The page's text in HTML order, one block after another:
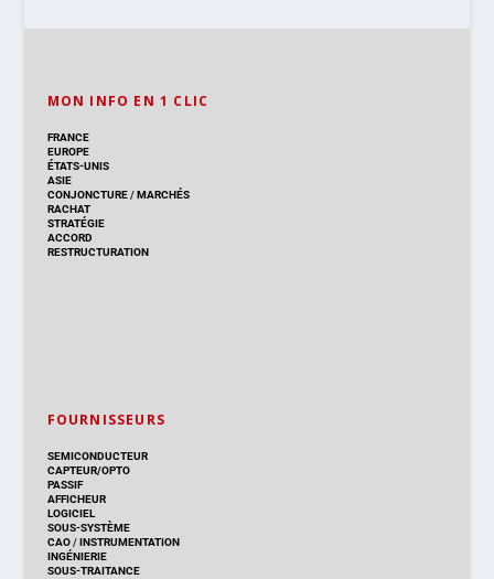
MON INFO EN 1 CLIC
FRANCE
EUROPE
ÉTATS-UNIS
ASIE
CONJONCTURE/MARCHÉS
RACHAT
STRATÉGIE
ACCORD
RESTRUCTURATION
FOURNISSEURS
SEMICONDUCTEUR
CAPTEUR/OPTO
PASSIF
AFFICHEUR
LOGICIEL
SOUS-SYSTÈME
CAO/INSTRUMENTATION
INGÉNIERIE
SOUS-TRAITANCE